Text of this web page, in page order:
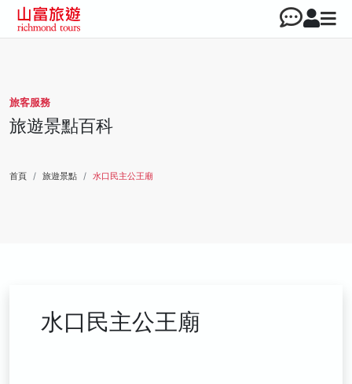
旅客服務
旅遊景點百科
首頁 旅遊景點 水口民主公王廟
水口民主公王廟